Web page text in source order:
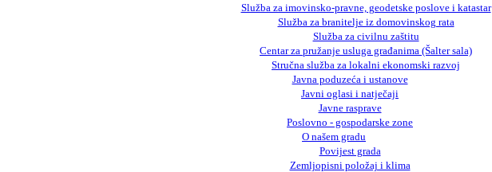
Služba za imovinsko-pravne, geodetske poslove i katastar
Služba za branitelje iz domovinskog rata
Služba za civilnu zaštitu
Centar za pružanje usluga građanima (Šalter sala)
Stručna služba za lokalni ekonomski razvoj
Javna poduzeća i ustanove
Javni oglasi i natječaji
Javne rasprave
Poslovno - gospodarske zone
O našem gradu
Povijest grada
Zemljopisni položaj i klima